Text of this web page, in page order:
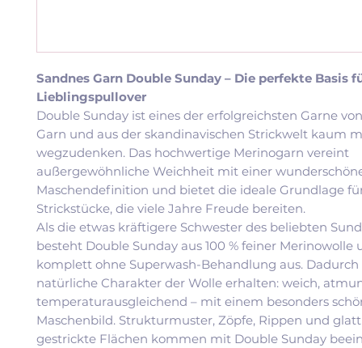
Sandnes Garn Double Sunday – Die perfekte Basis
Lieblingspullover
Double Sunday ist eines der erfolgreichsten Garne
Garn und aus der skandinavischen Strickwelt kaum
wegzudenken. Das hochwertige Merinogarn vereint
außergewöhnliche Weichheit mit einer
Maschendefinition und bietet die ideale Grundlage
Strickstücke, die viele Jahre Freude bereiten.
Als die etwas kräftigere Schwester des beliebten
besteht Double Sunday aus 100 % feiner
komplett ohne Superwash-Behandlung aus.
natürliche Charakter der Wolle erhalten: weich,
temperaturausgleichend – mit einem besonders
Maschenbild. Strukturmuster, Zöpfe, Rippen und
gestrickte Flächen kommen mit Double Sunday